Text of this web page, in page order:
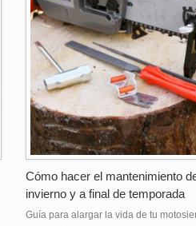
Cómo hacer el mantenimiento
invierno y a final de temporada
Guía para alargar la vida de tu